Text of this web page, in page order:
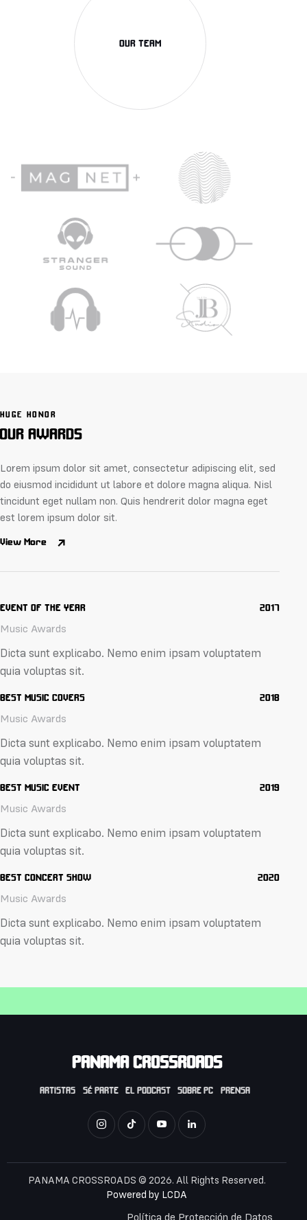
OUR TEAM
HUGE HONOR
OUR AWARDS
Lorem ipsum dolor sit amet, consectetur adipiscing elit, sed
do eiusmod incididunt ut labore et dolore magna aliqua. Nisl
tincidunt eget nullam non. Quis hendrerit dolor magna eget
est lorem ipsum dolor sit.
View More
EVENT OF THE YEAR 2017
Music Awards
Dicta sunt explicabo. Nemo enim ipsam voluptatem
quia voluptas sit.
BEST MUSIC COVERS 2018
Music Awards
Dicta sunt explicabo. Nemo enim ipsam voluptatem
quia voluptas sit.
BEST MUSIC EVENT 2019
Music Awards
Dicta sunt explicabo. Nemo enim ipsam voluptatem
quia voluptas sit.
BEST CONCERT SHOW 2020
Music Awards
Dicta sunt explicabo. Nemo enim ipsam voluptatem
quia voluptas sit.
PANAMA CROSSROADS
ARTISTAS SÉ PARTE EL PODCAST SOBRE PC PRENSA
PANAMA CROSSROADS © 2026. All Rights Reserved.
Powered by LCDA
Política de Protección de Datos